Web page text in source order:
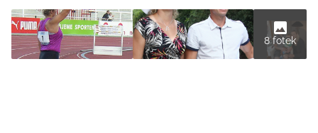
8 fotek